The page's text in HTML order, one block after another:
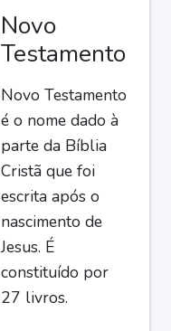
Novo
Testamento
Novo Testamento
é o nome dado à
parte da Bíblia
Cristã que foi
escrita após o
nascimento de
Jesus. É
constituído por
27 livros.